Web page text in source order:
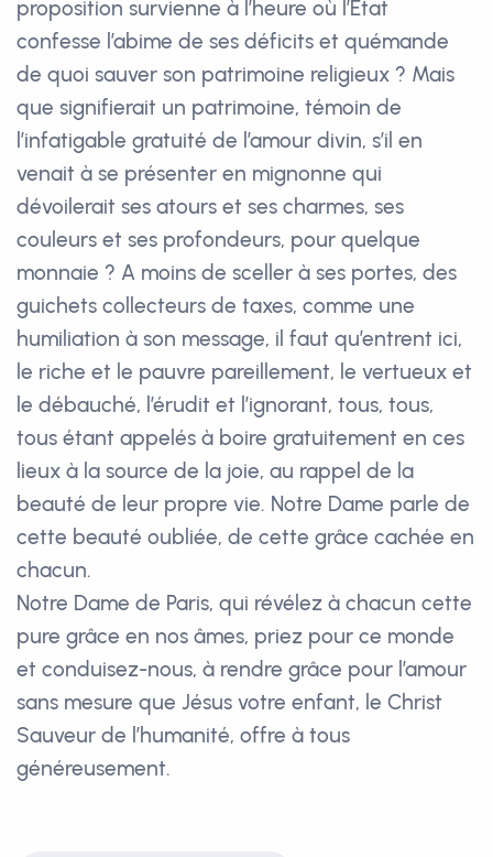
proposition survienne à l’heure où l’Etat
confesse l’abime de ses déficits et quémande
de quoi sauver son patrimoine religieux ? Mais
que signifierait un patrimoine, témoin de
l’infatigable gratuité de l’amour divin, s’il en
venait à se présenter en mignonne qui
dévoilerait ses atours et ses charmes, ses
couleurs et ses profondeurs, pour quelque
monnaie ? A moins de sceller à ses portes, des
guichets collecteurs de taxes, comme une
humiliation à son message, il faut qu’entrent ici,
le riche et le pauvre pareillement, le vertueux et
le débauché, l’érudit et l’ignorant, tous, tous,
tous étant appelés à boire gratuitement en ces
lieux à la source de la joie, au rappel de la
beauté de leur propre vie. Notre Dame parle de
cette beauté oubliée, de cette grâce cachée en
chacun.
Notre Dame de Paris, qui révélez à chacun cette
pure grâce en nos âmes, priez pour ce monde
et conduisez-nous, à rendre grâce pour l’amour
sans mesure que Jésus votre enfant, le Christ
Sauveur de l’humanité, offre à tous
généreusement.